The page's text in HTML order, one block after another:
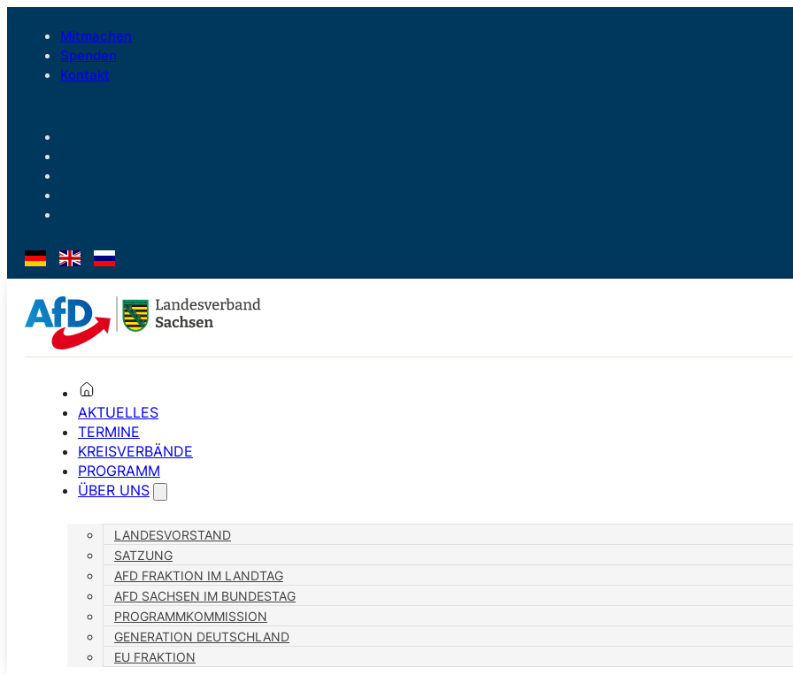
Mitmachen
Spenden
Kontakt
AKTUELLES
TERMINE
KREISVERBÄNDE
PROGRAMM
ÜBER UNS
LANDESVORSTAND
SATZUNG
AFD FRAKTION IM LANDTAG
AFD SACHSEN IM BUNDESTAG
PROGRAMMKOMMISSION
GENERATION DEUTSCHLAND
EU FRAKTION